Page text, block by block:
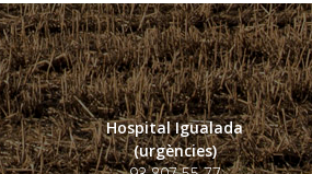
Hospital Igualada
(urgències)